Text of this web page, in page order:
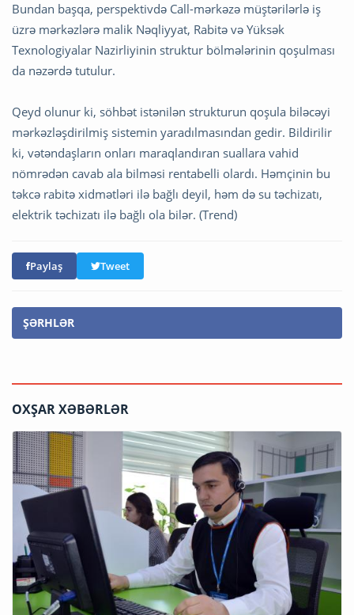
Bundan başqa, perspektivdə Call-mərkəzə müştərilərlə iş
üzrə mərkəzlərə malik Nəqliyyat, Rabitə və Yüksək
Texnologiyalar Nazirliyinin struktur bölmələrinin qoşulması
da nəzərdə tutulur.
Qeyd olunur ki, söhbət istənilən strukturun qoşula biləcəyi
mərkəzləşdirilmiş sistemin yaradılmasından gedir. Bildirilir
ki, vətəndaşların onları maraqlandıran suallara vahid
nömrədən cavab ala bilməsi rentabelli olardı. Həmçinin bu
təkcə rabitə xidmətləri ilə bağlı deyil, həm də su təchizatı,
elektrik təchizatı ilə bağlı ola bilər. (Trend)
Paylaş Tweet
ŞƏRHLƏR
OXŞAR XƏBƏRLƏR